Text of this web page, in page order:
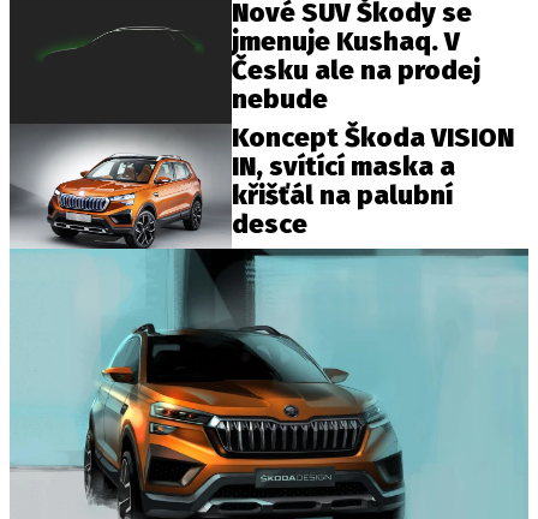
Provozovatelem serveru autoroad.cz je
INCORP MEDIA GROUP s.r.o., IČ: 118 23 054
Nové SUV Škody se
jmenuje Kushaq. V
Česku ale na prodej
nebude
Koncept Škoda VISION
IN, svítící maska a
křišťál na palubní
desce